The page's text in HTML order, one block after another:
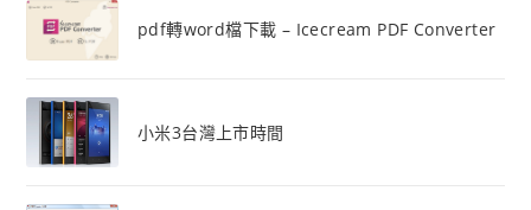
pdf轉word檔下載 – Icecream PDF Converter
小米3台灣上市時間